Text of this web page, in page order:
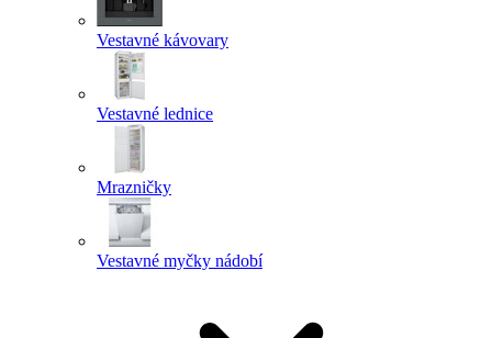
Vestavné kávovary
Vestavné lednice
Mrazničky
Vestavné myčky nádobí